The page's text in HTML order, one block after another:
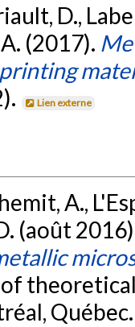
D.,
(2017).
Lien externe
A.,
(août